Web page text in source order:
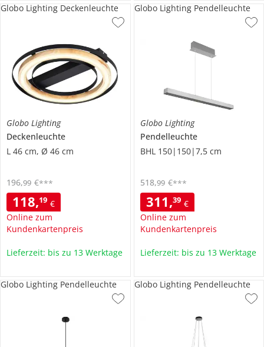
Globo Lighting
Deckenleuchte
L 46 cm, Ø 46 cm
118,19 €
Online zum
Kundenkartenpreis
196,99 €***
Globo Lighting Deckenleuchte
Lieferzeit: bis zu 13 Werktage
Globo Lighting
Pendelleuchte
BHL 150|150|7,5 cm
311,39 €
Online zum
Kundenkartenpreis
518,99 €***
Globo Lighting Pendelleuchte
Lieferzeit: bis zu 13 Werktage
Globo Lighting Pendelleuchte Globo Lighting Pendelleuchte